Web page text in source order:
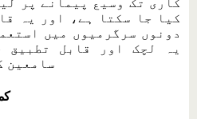
کاری تک وسیع پیمانے پر
کیا جا سکتا ہے، اور یہ
دونوں سرگرمیوں میں
یہ لچک اور قابل تطبیق
سامعین